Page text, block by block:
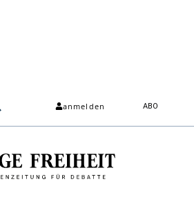
anmelden ABO